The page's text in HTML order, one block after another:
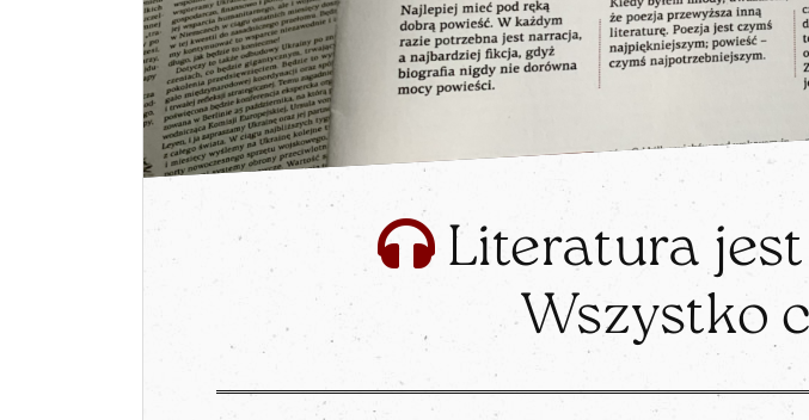
Literatura
Wszystko